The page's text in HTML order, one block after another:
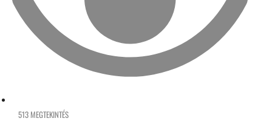
513 MEGTEKINTÉS